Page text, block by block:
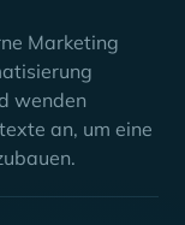
Marketing
wenden
an, um eine